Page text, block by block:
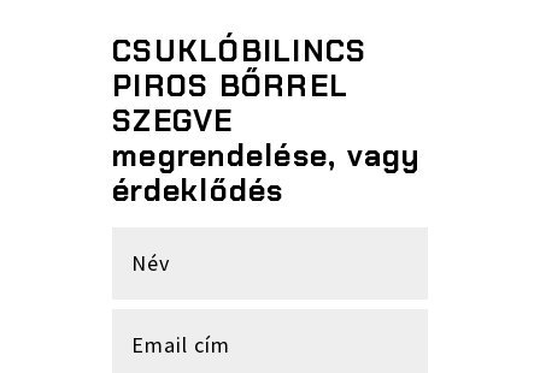
CSUKLÓBILINCS
PIROS BŐRREL
SZEGVE
megrendelése, vagy
érdeklődés